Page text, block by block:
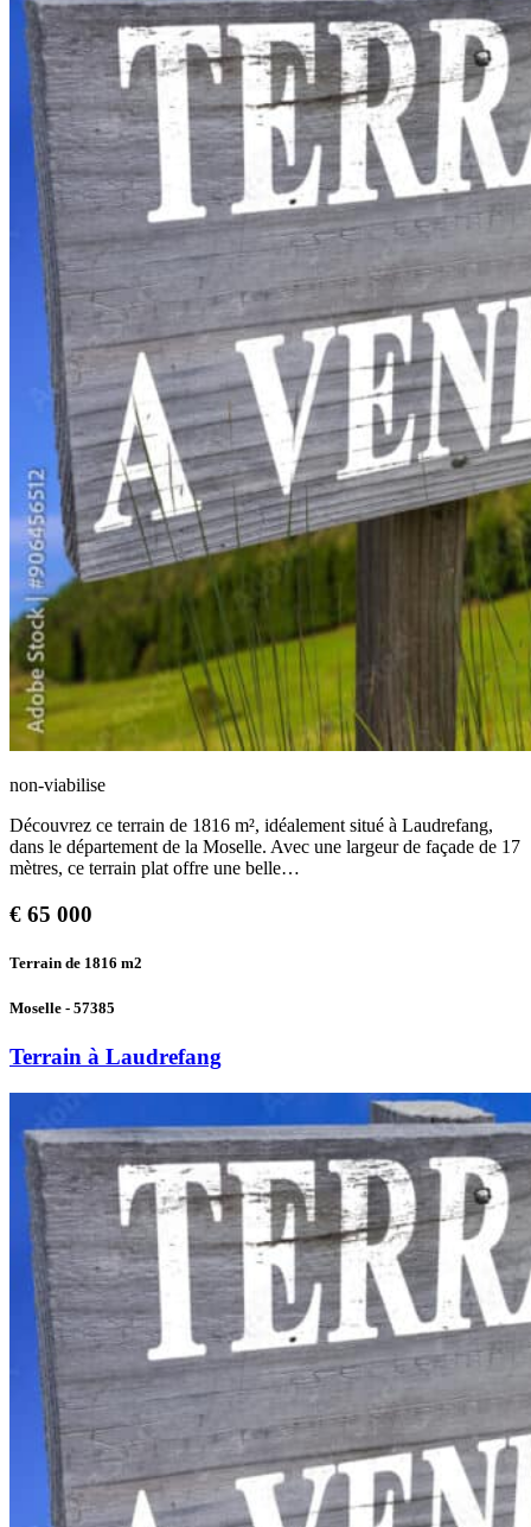
non-viabilise
Découvrez ce terrain de 1816 m², idéalement situé à Laudrefang,
dans le département de la Moselle. Avec une largeur de façade de 17
mètres, ce terrain plat offre une belle…
€ 65 000
Terrain de 1816 m2
Moselle - 57385
Terrain à Laudrefang